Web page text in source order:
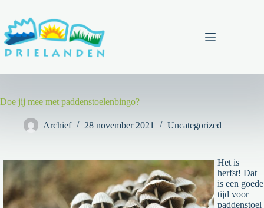
de
inhoud
Doe jij mee met paddenstoelenbingo?
Archief 28 november 2021 Uncategorized
Het is
herfst! Dat
is een goede
tijd voor
paddenstoel